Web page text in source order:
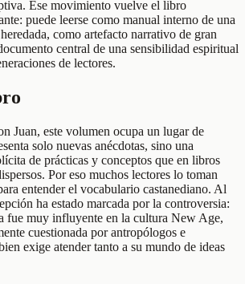
Ese movimiento vuelve el libro
puede leerse como manual interno de una
como artefacto narrativo de gran
central de una sensibilidad espiritual
de lectores.
Juan, este volumen ocupa un lugar de
solo nuevas anécdotas, sino una
de prácticas y conceptos que en libros
Por eso muchos lectores lo toman
entender el vocabulario castanediano. Al
ha estado marcada por la controversia:
fue muy influyente en la cultura New Age,
cuestionada por antropólogos e
exige atender tanto a su mundo de ideas